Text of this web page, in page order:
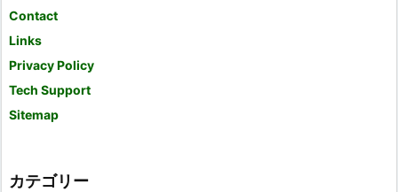
Contact
Links
Privacy Policy
Tech Support
Sitemap
カテゴリー